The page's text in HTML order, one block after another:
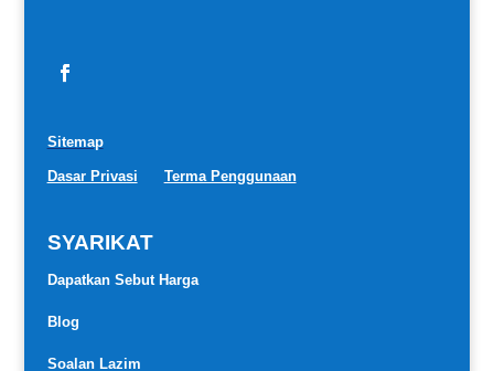
Sitemap
Dasar Privasi Terma Penggunaan
SYARIKAT
Dapatkan Sebut Harga
Blog
Soalan Lazim